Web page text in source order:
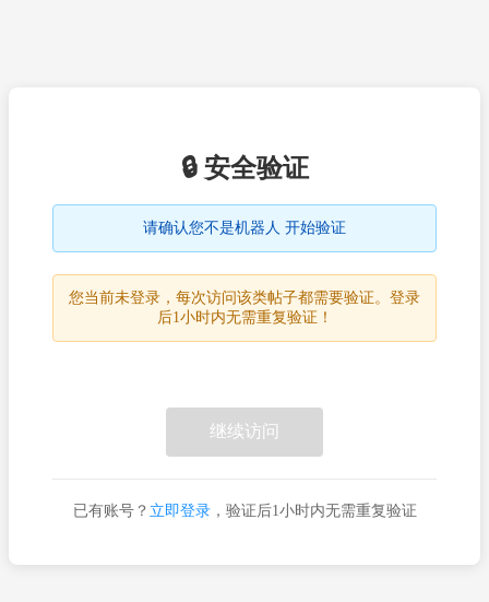
🔒 安全验证
请确认您不是机器人 开始验证
您当前未登录，每次访问该类帖子都需要验证。登录
后1小时内无需重复验证！
继续访问
已有账号？ 立即登录，验证后1小时内无需重复验证